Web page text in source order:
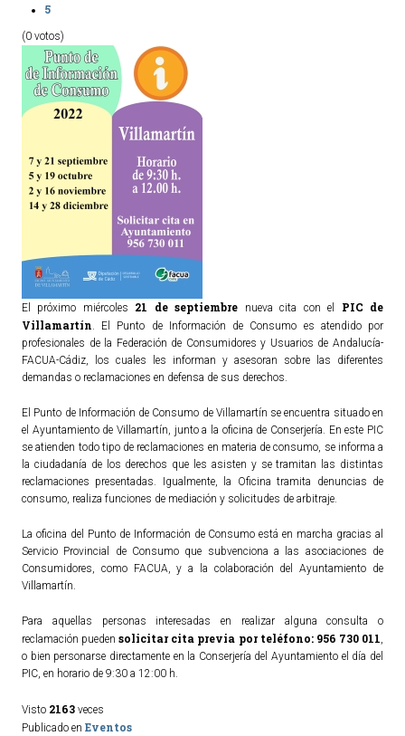
5
(0 votos)
El próximo miércoles 21 de septiembre nueva cita con el
PIC de
Villamartín . El Punto de Información de Consumo es atendido por
profesionales de la Federación de Consumidores y Usuarios de Andalucía-
FACUA-Cádiz, los cuales les informan y asesoran sobre las diferentes
demandas o reclamaciones en defensa de sus derechos.
El Punto de Información de Consumo de Villamartín se encuentra situado en
el Ayuntamiento de Villamartín, junto a la oficina de Conserjería. En este PIC
se atienden todo tipo de reclamaciones en materia de consumo, se informa a
la ciudadanía de los derechos que les asisten y se tramitan las distintas
reclamaciones presentadas. Igualmente, la Oficina tramita denuncias de
consumo, realiza funciones de mediación y solicitudes de arbitraje.
La oficina del Punto de Información de Consumo está en marcha gracias al
Servicio Provincial de Consumo que subvenciona a las asociaciones de
Consumidores, como FACUA, y a la colaboración del Ayuntamiento de
Villamartín.
Para aquellas personas interesadas en realizar alguna consulta o
reclamación puedensolicitar cita previa por teléfono: 956 730 011
o bien personarse directamente en la Conserjería del Ayuntamiento el día del
PIC, en horario de 9:30 a 12:00 h.
Visto 2163 veces
Publicado en Eventos